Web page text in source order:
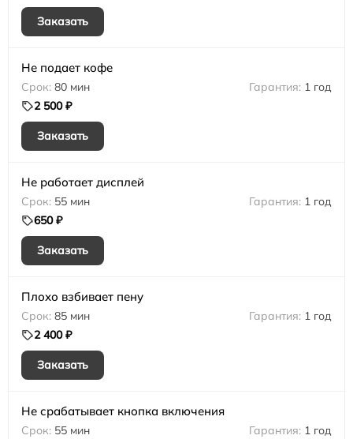
Заказать
Не подает кофе
80 мин
1 год
2 500 ₽
Заказать
Не работает дисплей
55 мин
1 год
650 ₽
Заказать
Плохо взбивает пену
85 мин
1 год
2 400 ₽
Заказать
Не срабатывает кнопка включения
55 мин
1 год